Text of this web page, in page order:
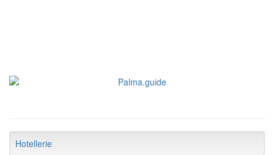
Hotellerie